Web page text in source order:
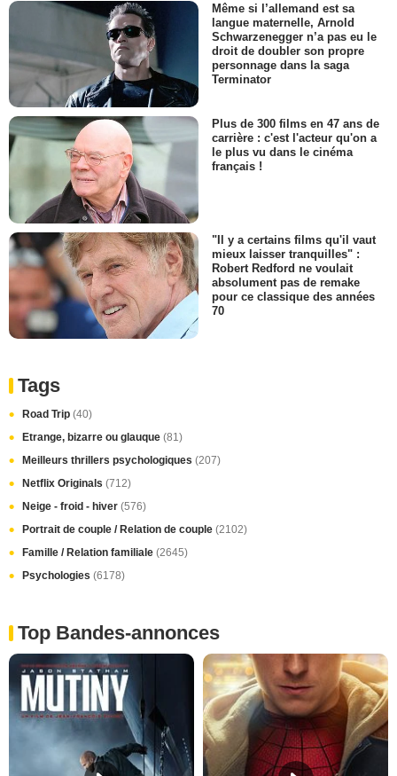
Même si l’allemand est sa
langue maternelle, Arnold
Schwarzenegger n’a pas eu le
droit de doubler son propre
personnage dans la saga
Terminator
Plus de 300 films en 47 ans de
carrière : c'est l'acteur qu'on a
le plus vu dans le cinéma
français !
"Il y a certains films qu'il vaut
mieux laisser tranquilles" :
Robert Redford ne voulait
absolument pas de remake
pour ce classique des années
70
Tags
Road Trip (40)
Etrange, bizarre ou glauque (81)
Meilleurs thrillers psychologiques (207)
Netflix Originals (712)
Neige - froid - hiver (576)
Portrait de couple / Relation de couple (2102)
Famille / Relation familiale (2645)
Psychologies (6178)
Top Bandes-annonces